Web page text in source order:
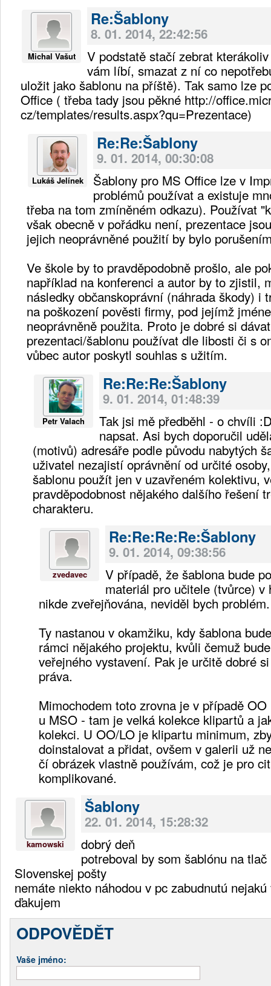
Michal Vašut
Re:Šablony
8. 01. 2014, 22:42:56
V podstatě stačí zebrat
vám líbí, smazat z ní co
uložit jako šablonu na příště). Tak samo lze
Office ( třeba tady jsou pěkné http://
cz/templates/results.aspx?qu=Prezentace)
Lukáš Jelínek
Re:Re:Šablony
9. 01. 2014, 00:30:08
Šablony pro MS Office lze v
problémů používat a existuje
třeba na tom zmíněném odkazu). Používat
však obecně v pořádku není, prezentace
jejich neoprávněné použití by bylo
Ve škole by to pravděpodobně prošlo, ale
například na konferenci a autor by to zjistil,
následky občanskoprávní (náhrada škody) i
na poškození pověsti firmy, pod jejímž
neoprávněně použita. Proto je dobré si
prezentaci/šablonu používat dle libosti či s
vůbec autor poskytl souhlas s užitím.
Petr Valach
Re:Re:Re:Šablony
9. 01. 2014, 01:48:39
Tak jsi mě předběhl - o chvíli
napsat. Asi bych doporučil
(motivů) adresáře podle původu nabytých
uživatel nezajistí oprávnění od určité
šablonu použít jen v uzavřeném kolektivu,
pravděpodobnost nějakého dalšího řešení
charakteru.
zvedavec
Re:Re:Re:Re:Šablony
9. 01. 2014, 09:38:56
V případě, že šablona bude
materiál pro učitele (tvůrce) v
nikde zveřejňována, neviděl bych problém.
Ty nastanou v okamžiku, kdy šablona
rámci nějakého projektu, kvůli čemuž
veřejného vystavení. Pak je určitě dobré
práva.
Mimochodem toto zrovna je v případě
u MSO - tam je velká kolekce klipartů a
kolekci. U OO/LO je klipartu minimum,
doinstalovat a přidat, ovšem v galerii už
čí obrázek vlastně používám, což je pro
komplikované.
kamowski
Šablony
22. 01. 2014, 15:28:32
dobrý deň
potreboval by som šablónu na
Slovenskej pošty
nemáte niekto náhodou v pc zabudnutú
ďakujem
ODPOVĚDĚT
Vaše jméno: